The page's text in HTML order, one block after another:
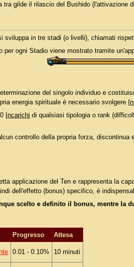
tra gilde il rilascio del Bushido (l'attivazione
sviluppa in tre stadi (o livelli), chiamati
per ogni Stadio viene mostrato tramite
del singolo individuo e
energia spirituale è necessario svolgere
Incarichi di qualsiasi tipologia o rank
controllo della propria forza, discontinua
applicazione del Ten e rappresenta la
dell'effetto (bonus) specifico, è
scelto e definito il bonus, mentre la
Progresso Attesa
0.01 - 0.10% 10 minuti